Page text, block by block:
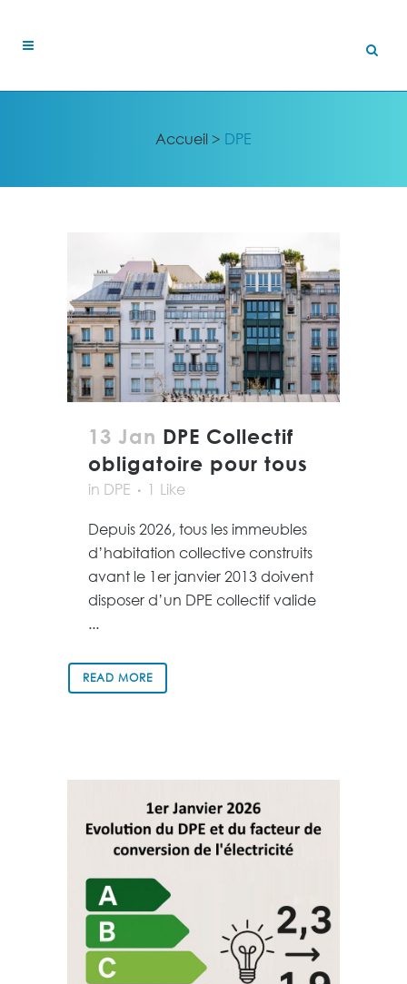
Accueil> DPE
13 Jan DPE Collectif
obligatoire pour tous
in DPE 1 Like
Depuis 2026, tous les immeubles
d’habitation collective construits
avant le 1er janvier 2013 doivent
disposer d’un DPE collectif valide
...
READ MORE